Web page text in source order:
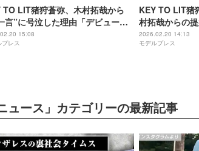
TO LIT猪狩蒼弥、木村拓哉から
言”に号泣した理由「デビューし
しというのもあって」
15:08
プレス
KEY TO LIT猪
村拓哉からの
キャラクター
かす
2026.02.20 14:13
モデルプレス
ュース」カテゴリーの最新記事